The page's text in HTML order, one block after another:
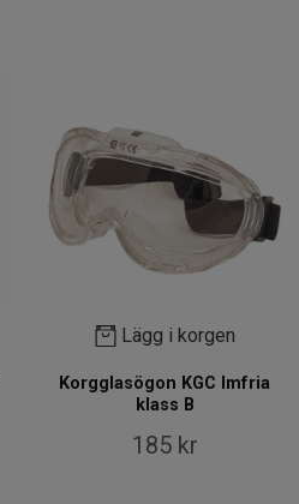
Lägg i korgen
Korgglasögon KGC Imfria
klass B
185 kr